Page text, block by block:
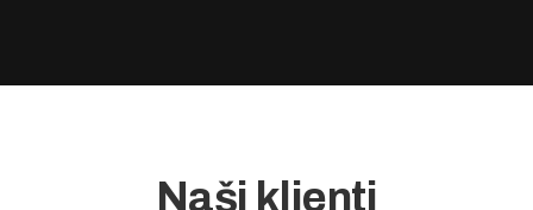
Naši klienti